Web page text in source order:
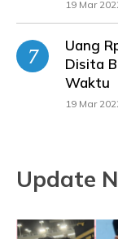
19 Mar
Uang
Disita
Waktu
19 Mar
Update